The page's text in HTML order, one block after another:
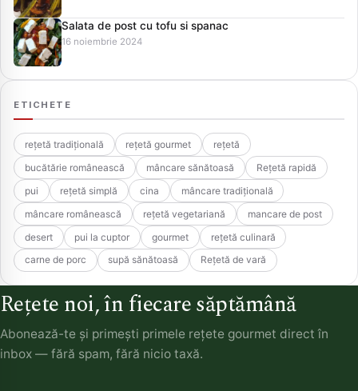
Salata de post cu tofu si spanac
16 noiembrie 2024
ETICHETE
rețetă tradițională rețetă gourmet
rețetă
bucătărie românească
mâncare sănătoasă
Rețetă rapidă
pui
rețetă simplă cina
mâncare tradițională
mâncare românească
rețetă vegetariană
mancare de post
desert
pui la cuptor gourmet
rețetă culinară
carne de porc
supă sănătoasă Rețetă de vară
Rețete noi, în fiecare săptămână
Abonează-te și primești primele rețete gourmet direct în
inbox — fără spam, fără nicio taxă.